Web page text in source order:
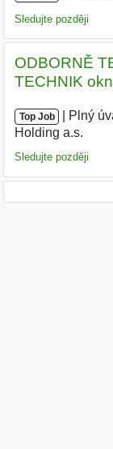
Sledujte později
ODBORNĚ
TECHNIK
Top Job Plný
Holding a.s.
Sledujte později